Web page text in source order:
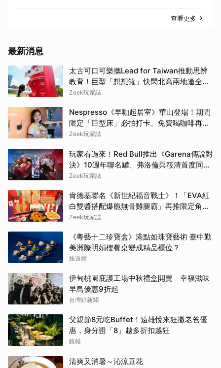
查看更多
最新消息
太古可口可樂攜Lead for Taiwan推動思辨
教育！巨型「想想罐」快閃北高兩地邀全民
挑戰「打破慣性」
Zeek玩家誌
Nespresso《早咖起居室》華山登場！期間
限定「巨型床」必拍打卡、免費喝咖啡再拿
好禮
Zeek玩家誌
玩家看過來！Red Bull推出《Garena傳說對
決》10週年聯名罐、弗洛倫與筱清首度同框
必收藏
Zeek玩家誌
肯德基聯名《新世紀福音戰士》！「EVA紅
白雙醬搭配爆脆無骨雞腿霸」再推限定角色
卡、周邊必搶收
Zeek玩家誌
《粵藝十二珍寶盒》港點如珠寶藝術 臺中勤
美洲際明娟樓餐桌變成精品櫃位？
旅遊經
伊甸桃園庇護工場中秋禮盒開賣 幸福滋味
早鳥優惠9折起
台灣好新聞
父親節8元吃Buffet！遠雄悅來狂撒老爸優
惠，身分證「8」越多折扣越狂
鏡報
清爽又消暑～沁涼豆花